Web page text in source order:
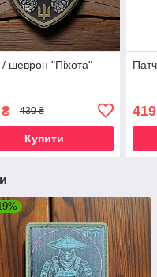
/ шеврон "Піхота"
430 ₴
Купити
419